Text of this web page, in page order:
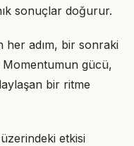
sonuçlar doğurur.
her adım, bir sonraki
Momentumun gücü,
bir ritme
etkisi